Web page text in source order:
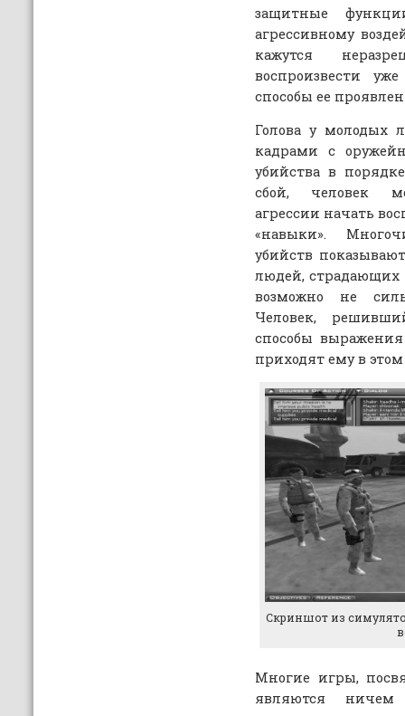
защитные
агрессивному
кажутся
воспроизвести
способы ее
Голова у молодых
кадрами с
убийства в
сбой, человек
агрессии начать
«навыки».
убийств
людей, страдающих
возможно не
Человек,
способы
приходят ему в
Скриншот из
Многие игры,
являются